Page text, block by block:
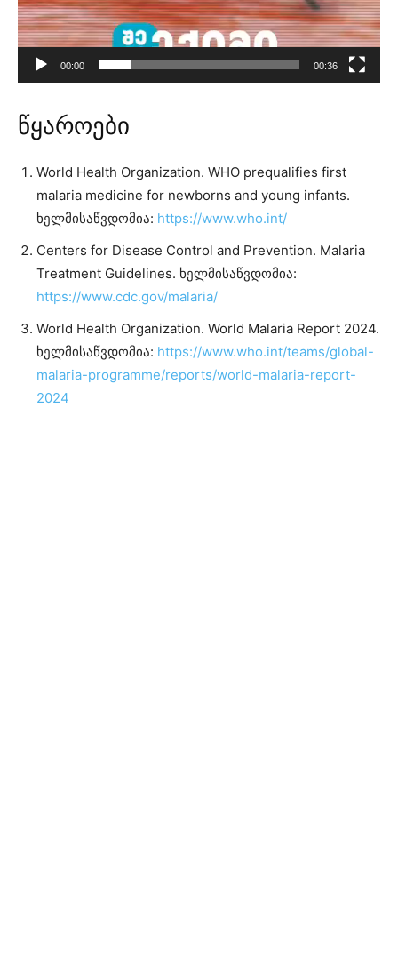
00:00 00:36
წყაროები
World Health Organization. WHO prequalifies first
malaria medicine for newborns and young infants.
ხელმისაწვდომია: https://www.who.int/
Centers for Disease Control and Prevention. Malaria
Treatment Guidelines. ხელმისაწვდომია:
https://www.cdc.gov/malaria/
World Health Organization. World Malaria Report 2024.
ხელმისაწვდომია: https://www.who.int/teams/global-
malaria-programme/reports/world-malaria-report-
2024